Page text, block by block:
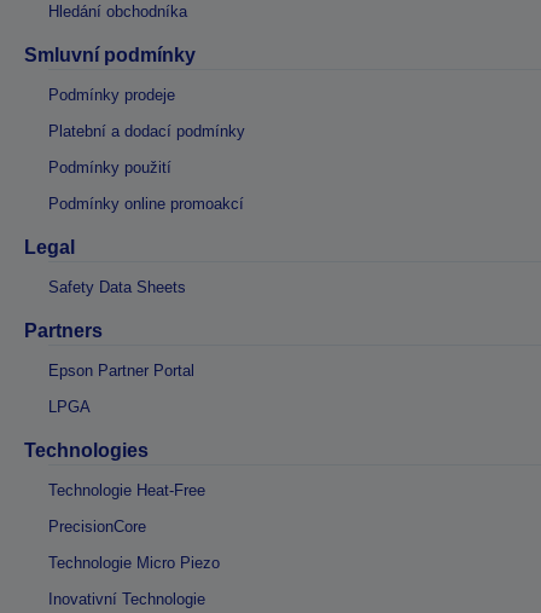
Hledání obchodníka
Smluvní podmínky
Podmínky prodeje
Platební a dodací podmínky
Podmínky použití
Podmínky online promoakcí
Legal
Safety Data Sheets
Partners
Epson Partner Portal
LPGA
Technologies
Technologie Heat-Free
PrecisionCore
Technologie Micro Piezo
Inovativní Technologie